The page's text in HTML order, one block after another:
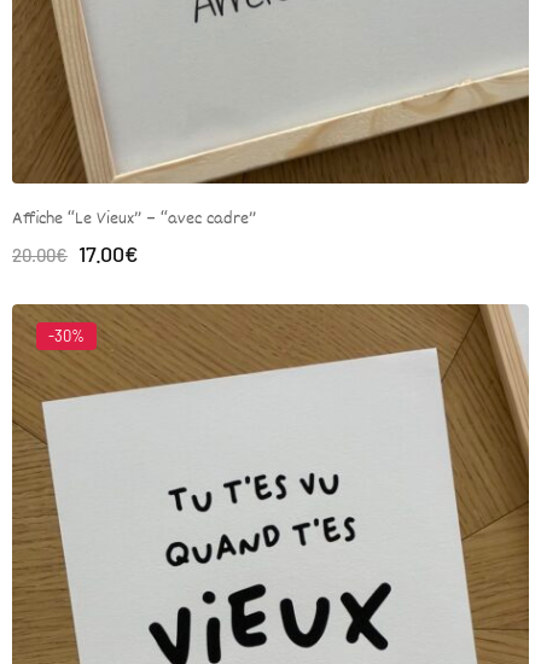
Affiche “Le Vieux” – “avec cadre”
20.00€ 17.00€
-30%